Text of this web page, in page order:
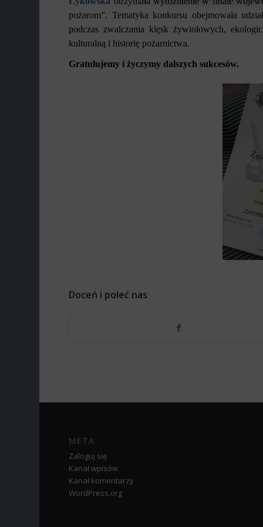
pożarom”. Tematyka konkursu obejmowała
podczas zwalczania klęsk żywiołowych,
kulturalną i historię pożarnictwa.
Gratulujemy i życzymy dalszych sukcesów.
Doceń i poleć nas
META
Zaloguj się
Kanał wpisów
Kanał komentarzy
WordPress.org